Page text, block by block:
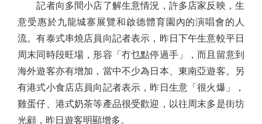
記者向多間小店了解生意情況，許多店家反映，生
意受惠於九龍城寨展覽和啟德體育園內的演唱會的人
流。有泰式串燒店員向記者表示，昨日下午生意較平日
周末同時段旺場，形容「冇乜點停過手」，而且留意到
海外遊客亦有增加，當中不少為日本、東南亞遊客。另
有港式小食店店員向記者表示，昨日生意「很火爆」，
雞蛋仔、港式奶茶等產品很受歡迎，以往周末多是街坊
光顧，昨日遊客明顯增多。